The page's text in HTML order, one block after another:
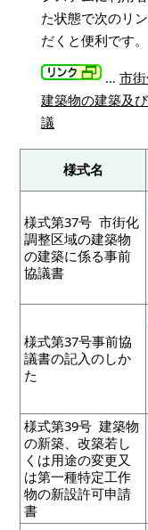
た状態で次のリ
だくと便利です。
… 市
建築物の建築及
議
様式名
様式第37号 市街化
調整区域の建築物
の建築に係る事前
協議書
様式第37号事前協
議書の記入のしか
た
様式第39号 建築物
の新築、改築若し
くは用途の変更又
は第一種特定工作
物の新設許可申請
書